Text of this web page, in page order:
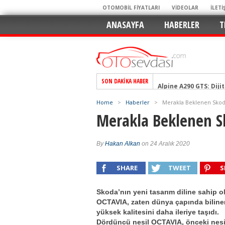
OTOMOBİL FİYATLARI VİDEOLAR
ANASAYFA HABERLER
SON DAKIKA HABER
Mercedes-Benz
Keskin Hatlar, GR
Geleceğin Kompakt
Pazarın Lideri,
Hem Şehirli Hem
TURKA’nın Dev Ağı
Alınır mı? Uzak mı
Home > Haberler > Merakla Beklenen
Merakla Beklenen
ByHakan Alkan on 24 Aralık 2020
SHARE TWEET
Skoda’nın yeni tasarım diline sahip
OCTAVIA, zaten dünya çapında
yüksek kalitesini daha ileriye taşıdı.
Dördüncü nesil OCTAVIA, önceki